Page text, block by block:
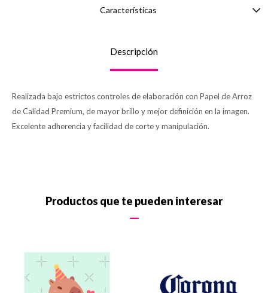
Características
Descripción
Realizada bajo estrictos controles de elaboración con Papel de Arroz
de Calidad Premium, de mayor brillo y mejor definición en la imagen.
Excelente adherencia y facilidad de corte y manipulación.
Productos que te pueden interesar